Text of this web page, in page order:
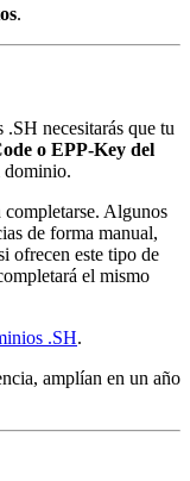
.
necesitarás que tu
o EPP-Key del
dominio.
completarse. Algunos
de forma manual,
ofrecen este tipo de
el mismo
.SH.
amplían en un año